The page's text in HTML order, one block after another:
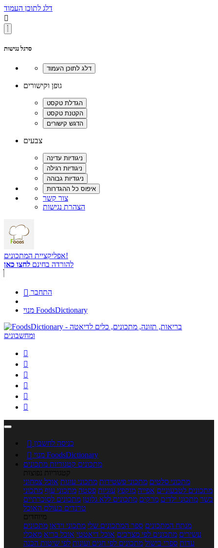
דלג לתוכן העמוד

סרגל נגישות
גופן וקישורים
צבעים
צור קשר
הצהרת נגישות
אפליקציית המתכונים!
להורדה בחינם לחצו כאן
 התחבר
מנוי FoodsDictionary






 כניסה לחשבון

מנוי FoodsDictionary
מתכונים קטגוריות מתכונים
קטגוריות נפוצות
מתכוני סלטים מתכוני פשטידות מתכוני עוגות אוכל צמחוני
מתכונים לטבעוניים אפייה מוקפץ עוגיות פסטה מתכוני עוף מתכוני
בשר מתכוני ילדים מרקים מתכונים ללא גלוטן מתכונים לסוכרתיים
טרנדים בעולם האוכל
מיוחדים
מנתח המתכונים ספר המתכונים שלי מתכוני וידאו מתכונים
עשירים מתכונים לפי מצרכים אוכל דיאטטי אוכל בריא מאכלי
עדות ספרי בישול מתכונים לפי חגים ועונות לפי שיטות הכנה